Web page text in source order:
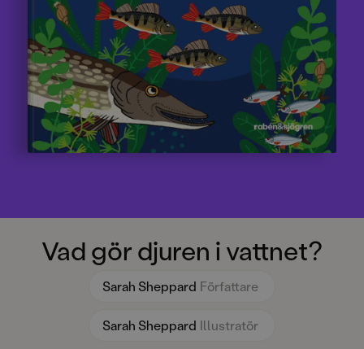
Vad gör djuren i vattnet?
Sarah Sheppard Författare
Sarah Sheppard Illustratör